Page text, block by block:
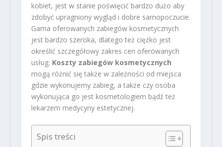
kobiet, jest w stanie poświęcić bardzo dużo aby
zdobyć upragniony wygląd i dobre samopoczucie.
Gama oferowanych zabiegów kosmetycznych
jest bardzo szeroka, dlatego też ciężko jest
określić szczegółowy zakres cen oferowanych
usług. Koszty zabiegów kosmetycznych
mogą różnić się także w zależności od miejsca
gdzie wykonujemy zabieg, a także czy osoba
wykonująca go jest kosmetologiem bądź też
lekarzem medycyny estetycznej.
Spis treści